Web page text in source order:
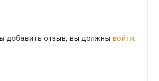
добавить отзыв, вы должны войти.